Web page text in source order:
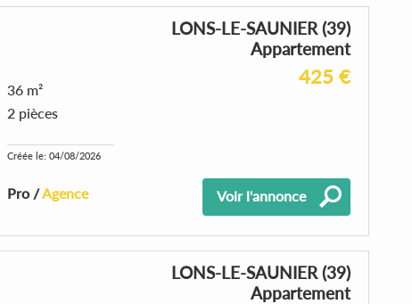
LONS-LE-SAUNIER (39)
Appartement
425 €
36 m²
2 pièces
Créée le: 04/08/2026
Pro /Agence Voir l'annonce
LONS-LE-SAUNIER (39)
Appartement